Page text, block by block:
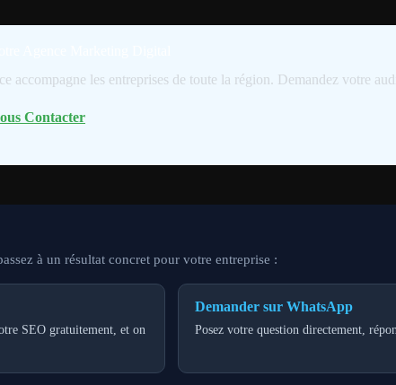
accompagne les entreprises de toute la région. Demandez votre
Contacter
à un résultat concret pour votre entreprise :
SEO gratuitement, et on
Demander sur WhatsApp
Posez votre question directement,